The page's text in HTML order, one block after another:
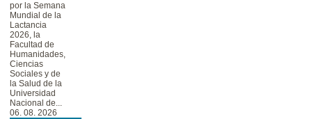
por la Semana
Mundial de la
Lactancia
2026, la
Facultad de
Humanidades,
Ciencias
Sociales y de
la Salud de la
Universidad
Nacional de...
06. 08. 2026